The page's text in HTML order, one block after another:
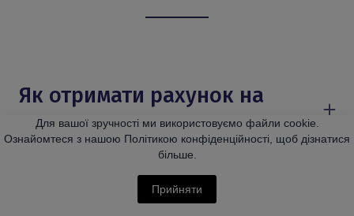
Як отримати рахунок на
оплату?
Заповніть заявку на участь у заході —
після цього ви отримаєте лист на вказану
електронну адресу з детальними
Як отримати посилання для
Для вашої зручності ми використовуємо файли cookie.
Ознайомтеся з нашою Політикою конфіденційності, щоб дізнатися
більше.
Прийняти